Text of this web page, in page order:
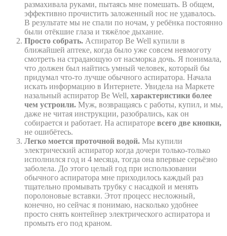
размахивала руками, пытаясь мне помешать. В общем,
эффективно прочистить заложенный нос не удавалось.
В результате мы не спали по ночам, у ребёнка постоянно
были отёкшие глаза и тяжёлое дыхание.
Просто собрать. Аспиратор Be Well купили в
ближайшей аптеке, когда было уже совсем невмоготу
смотреть на страдающую от насморка дочь. Я понимала,
что должен был найтись умный человек, который бы
придумал что-то лучше обычного аспиратора. Начала
искать информацию в Интернете. Увидела на Маркете
назальный аспиратор Be Well, характеристики более
чем устроили. Муж, возвращаясь с работы, купил, и мы,
даже не читая инструкции, разобрались, как он
собирается и работает. На аспираторе всего две кнопки,
не ошибётесь.
Легко моется проточной водой. Мы купили
электрический аспиратор когда дочери только-только
исполнился год и 4 месяца, тогда она впервые серьёзно
заболела. До этого целый год при использовании
обычного аспиратора мне приходилось каждый раз
тщательно промывать трубку с насадкой и менять
поролоновые вставки. Этот процесс несложный,
конечно, но сейчас я понимаю, насколько удобнее
просто снять контейнер электрического аспиратора и
промыть его под краном.